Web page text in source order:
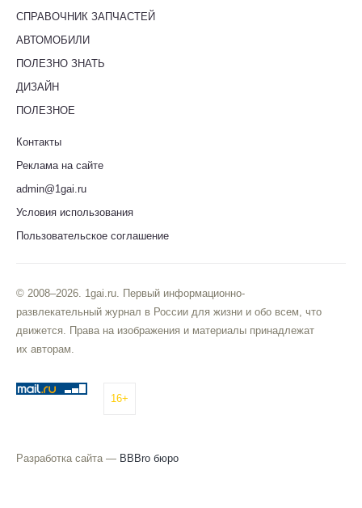
СПРАВОЧНИК ЗАПЧАСТЕЙ
АВТОМОБИЛИ
ПОЛЕЗНО ЗНАТЬ
ДИЗАЙН
ПОЛЕЗНОЕ
Контакты
Реклама на сайте
admin@1gai.ru
Условия использования
Пользовательское соглашение
© 2008–2026. 1gai.ru. Первый информационно-
развлекательный журнал в России для жизни и обо всем, что
движется. Права на изображения и материалы принадлежат
их авторам.
16+
Разработка сайта — BBBro бюро